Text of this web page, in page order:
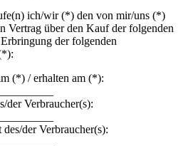
ich/wir (*) den von mir/uns (*)
Vertrag über den Kauf der folgenden
der folgenden
(*) / erhalten am (*):
der Verbraucher(s):
der Verbraucher(s):